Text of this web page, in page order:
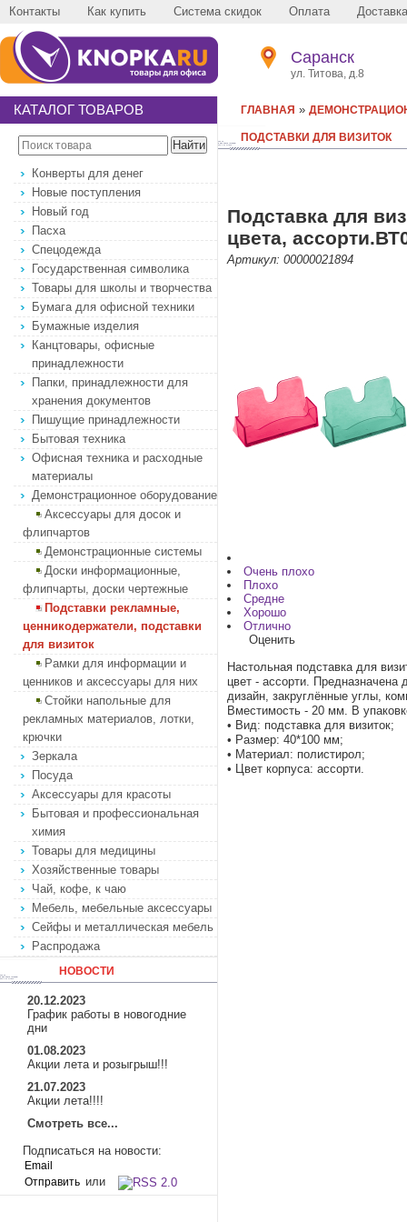
Контакты Как купить Система скидок Оплата Доставка
Саранск
ул. Титова, д.8
КАТАЛОГ ТОВАРОВ
Конверты для денег
Новые поступления
Новый год
Пасха
Спецодежда
Государственная символика
Товары для школы и творчества
Бумага для офисной техники
Бумажные изделия
Канцтовары, офисные
принадлежности
Папки, принадлежности для
хранения документов
Пишущие принадлежности
Бытовая техника
Офисная техника и расходные
материалы
Демонстрационное оборудование
Аксессуары для досок и
флипчартов
Демонстрационные системы
Доски информационные,
флипчарты, доски чертежные
Подставки рекламные,
ценникодержатели, подставки
для визиток
Рамки для информации и
ценников и аксессуары для них
Стойки напольные для
рекламных материалов, лотки,
крючки
Зеркала
Посуда
Аксессуары для красоты
Бытовая и профессиональная
химия
Товары для медицины
Хозяйственные товары
Чай, кофе, к чаю
Мебель, мебельные аксессуары
Сейфы и металлическая мебель
Распродажа
НОВОСТИ
20.12.2023
График работы в новогодние
дни
01.08.2023
Акции лета и розыгрыш!!!
21.07.2023
Акции лета!!!!
Смотреть все...
Подписаться на новости:
или
ГЛАВНАЯ »
ПОДСТАВКИ ДЛЯ ВИЗИТОК
Подставка для
цвета,
Артикул: 00000021894
Очень плохо
Плохо
Средне
Хорошо
Отлично
Оценить
Настольная подставка для
цвет - ассорти.
дизайн, закруглённые углы,
Вместимость - 20 мм. В
• Вид: подставка для визиток;
• Размер: 40*100 мм;
• Материал: полистирол;
• Цвет корпуса: ассорти.